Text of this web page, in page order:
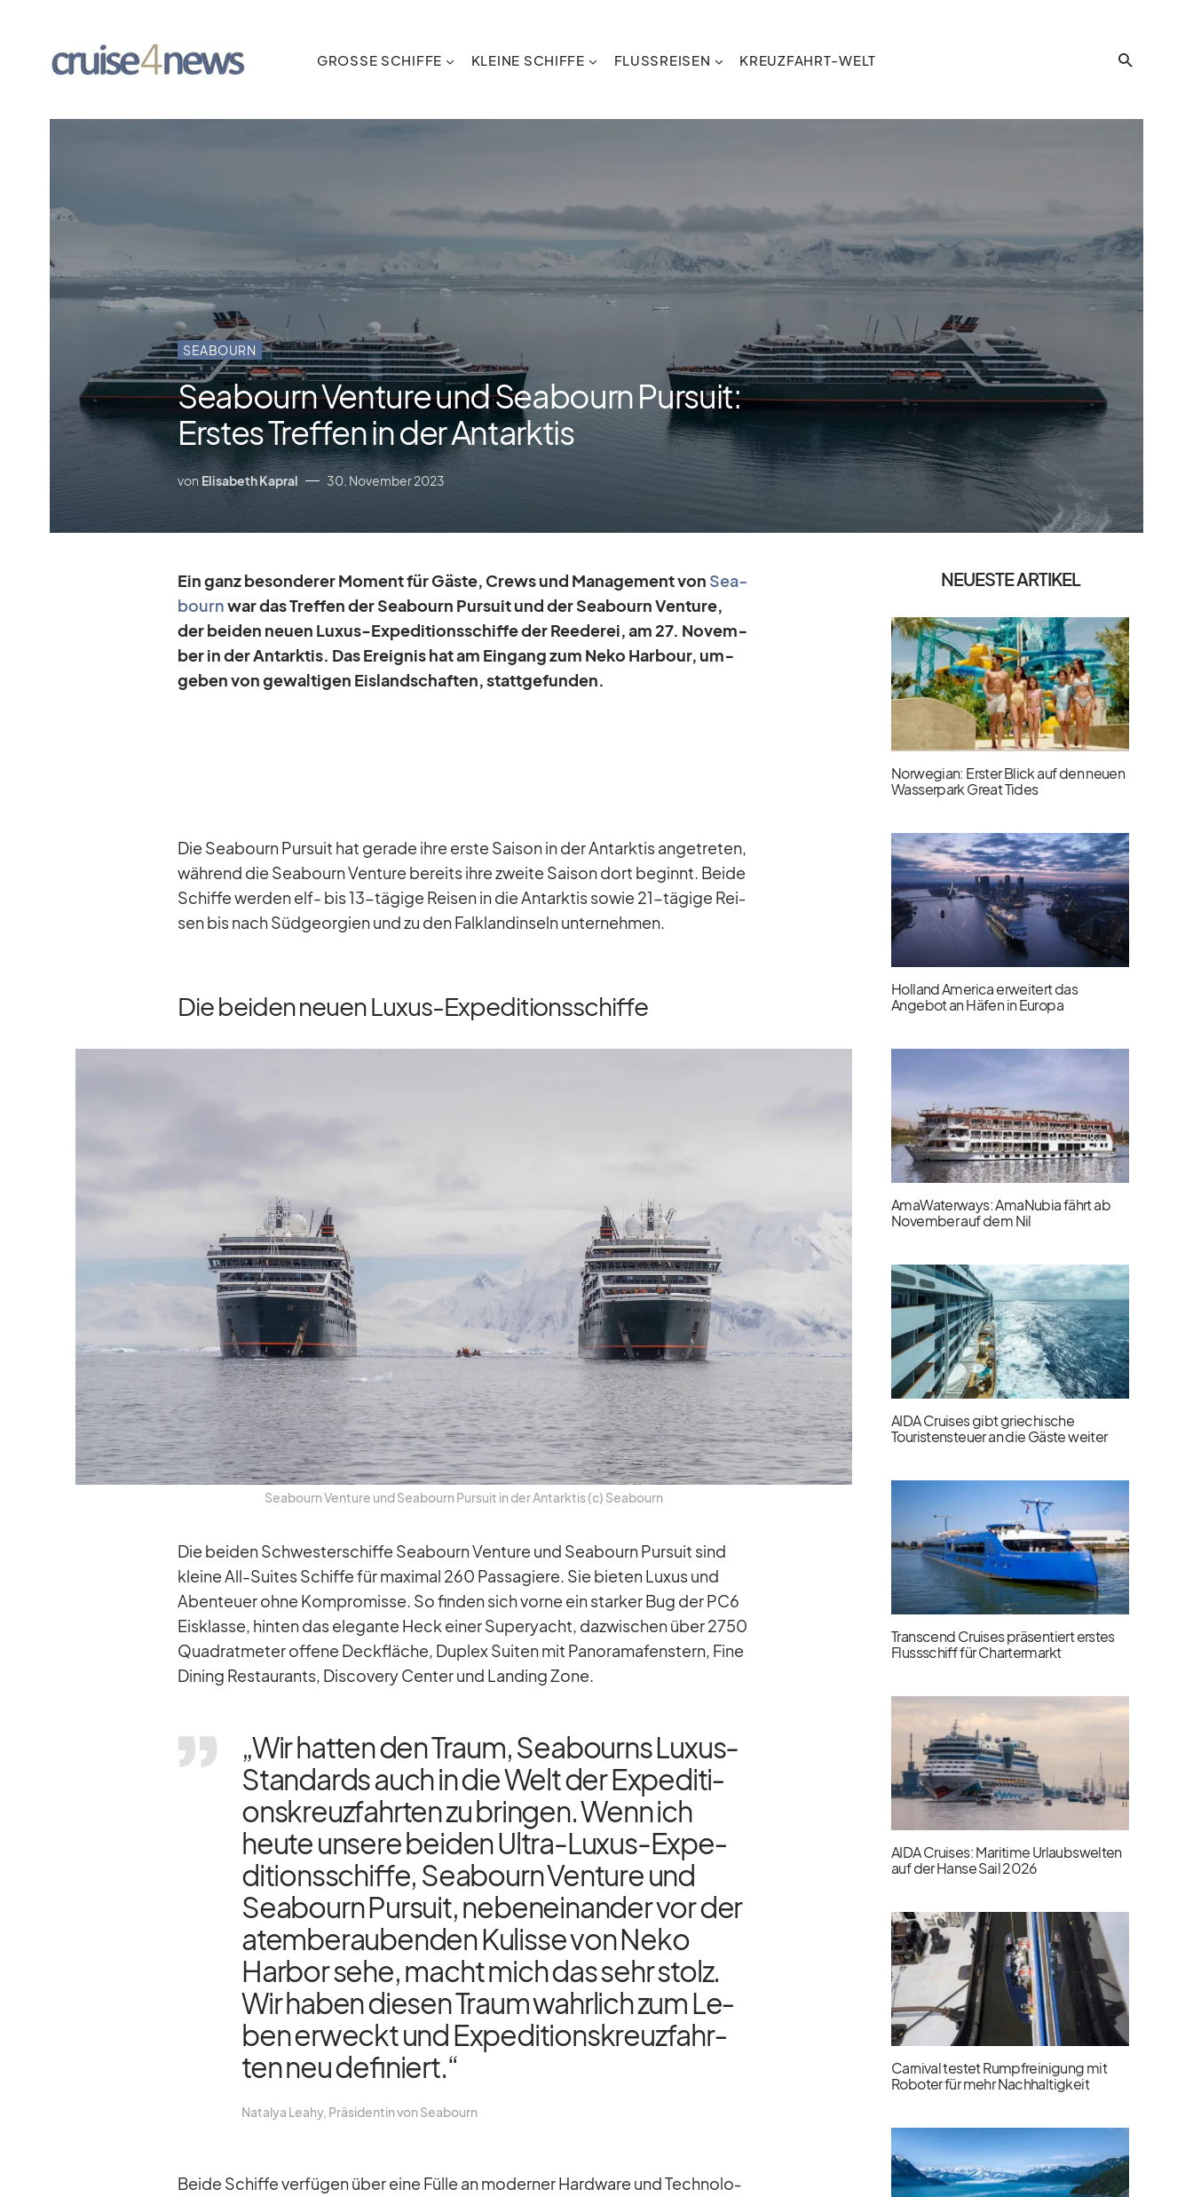
GROSSE SCHIFFE KLEINE SCHIFFE FLUSSREISEN KREUZFAHRT-WELT
SEABOURN
Seabourn Venture und Seabourn Pursuit:
Erstes Treffen in der Antarktis
von Elisabeth Kapral 30. November 2023
Ein ganz be­son­de­rer Mo­ment für Gäste, Crews und Ma­nage­ment von Sea­
bournwar das Tref­fen der Sea­bourn Pur­suit und der Sea­bourn Ven­ture,
der bei­den neuen Lu­xus-Ex­pe­di­ti­ons­schiffe der Ree­de­rei, am 27. No­vem­
ber in der Ant­ark­tis. Das Er­eig­nis hat am Ein­gang zum Neko Har­bour, um­
ge­ben von ge­wal­ti­gen Eis­land­schaf­ten, statt­ge­fun­den.
Die Sea­bourn Pur­suit hat ge­rade ihre erste Sai­son in der Ant­ark­tis an­ge­tre­ten,
wäh­rend die Sea­bourn Ven­ture be­reits ihre zweite Sai­son dort be­ginnt. Beide
Schiffe wer­den elf- bis 13-tä­gige Rei­sen in die Ant­ark­tis so­wie 21-tä­gige Rei­
sen bis nach Süd­ge­or­gien und zu den Falk­land­in­seln un­ter­neh­men.
Die beiden neuen Luxus-Expeditionsschiffe
Sea­bourn Ven­ture und Sea­bourn Pur­suit in der Ant­ark­tis (c) Sea­bourn
Die bei­den Schwes­ter­schiffe Sea­bourn Ven­ture und Sea­bourn Pur­suit sind
kleine All-Sui­tes Schiffe für ma­xi­mal 260 Pas­sa­giere. Sie bie­ten Lu­xus und
Aben­teuer ohne Kom­pro­misse. So fin­den sich vorne ein star­ker Bug der PC6
Eis­klasse, hin­ten das ele­gante Heck ei­ner Su­per­yacht, da­zwi­schen über 2750
Qua­drat­me­ter of­fene Deck­flä­che, Du­plex Sui­ten mit Pan­ora­ma­fens­tern, Fine
Di­ning Re­stau­rants, Dis­co­very Cen­ter und Landing Zone.
„Wir hat­ten den Traum, Sea­bourns Lu­xus-
Stan­dards auch in die Welt der Ex­pe­di­ti­
ons­kreuz­fahr­ten zu brin­gen. Wenn ich
heute un­sere bei­den Ul­tra-Lu­xus-Ex­pe­
di­ti­ons­schiffe, Sea­bourn Ven­ture und
Sea­bourn Pur­suit, ne­ben­ein­an­der vor der
atem­be­rau­ben­den Ku­lisse von Neko
Har­bor sehe, macht mich das sehr stolz.
Wir ha­ben die­sen Traum wahr­lich zum Le­
ben er­weckt und Ex­pe­di­ti­ons­kreuz­fahr­
ten neu de­fi­niert.“
Na­ta­lya Le­ahy, Prä­si­den­tin von Sea­bourn
Beide Schiffe ver­fü­gen über eine Fülle an mo­der­ner Hard­ware und Tech­no­lo­
NEUESTE ARTIKEL
Norwegian: Erster Blick auf den neuen
Wasserpark Great Tides
Holland America erweitert das
Angebot an Häfen in Europa
AmaWaterways: AmaNubia fährt ab
November auf dem Nil
AIDA Cruises gibt griechische
Touristensteuer an die Gäste weiter
Transcend Cruises präsentiert erstes
Flussschiff für Chartermarkt
AIDA Cruises: Maritime Urlaubswelten
auf der Hanse Sail 2026
Carnival testet Rumpfreinigung mit
Roboter für mehr Nachhaltigkeit